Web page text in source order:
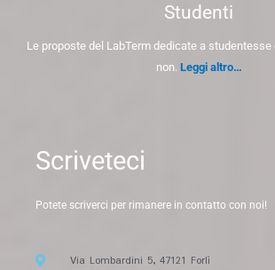
Studenti
Le proposte del LabTerm dedicate a
non. Leggi altro…
Scriveteci
Potete scriverci per rimanere in contatto con noi!
Via Lombardini 5, 47121 Forlì